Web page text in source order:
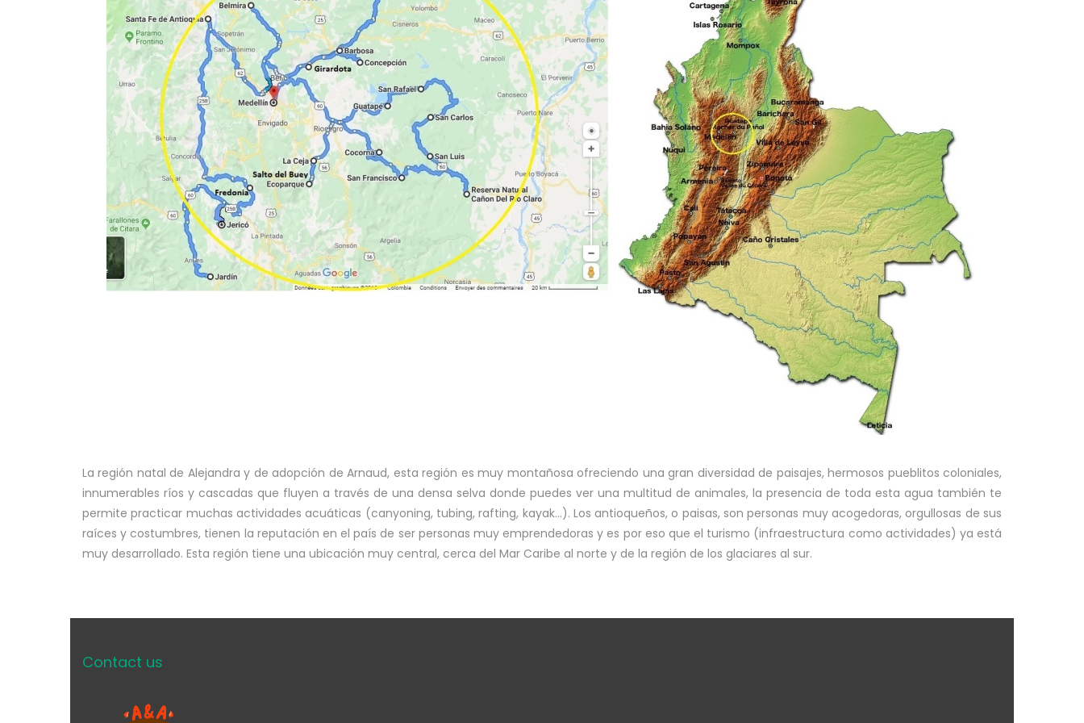
La región natal de Alejandra y de adopción de Arnaud, esta región es muy montañosa ofreciendo una gran diversidad de paisajes, hermosos pueblitos coloniales,
innumerables ríos y cascadas que fluyen a través de una densa selva donde puedes ver una multitud de animales, la presencia de toda esta agua también te
permite practicar muchas actividades acuáticas (canyoning, tubing, rafting, kayak…). Los antioqueños, o paisas, son personas muy acogedoras, orgullosas de sus
raíces y costumbres, tienen la reputación en el país de ser personas muy emprendedoras y es por eso que el turismo (infraestructura como actividades) ya está
muy desarrollado. Esta región tiene una ubicación muy central, cerca del Mar Caribe al norte y de la región de los glaciares al sur.
Contact us